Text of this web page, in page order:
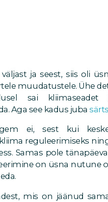
ja seest, siis oli
muudatustele. Ühe
sai
Aga see kadus juba
ei, sest kui
reguleerimiseks
Samas pole
on üsna nutune
mis on jäänud